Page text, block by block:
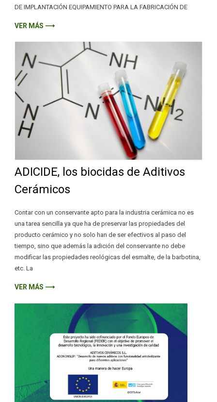
DE IMPLANTACIÓN EQUIPAMIENTO PARA LA FABRICACIÓN DE
VER MÁS ⟶
ADICIDE, los biocidas de Aditivos
Cerámicos
Contar con un conservante apto para la industria cerámica no es
una tarea sencilla ya que ha de preservar las propiedades del
producto cerámico y no solo han de ser efectivos al paso del
tiempo, sino que además la adición del conservante no debe
modificar las propiedades reológicas del esmalte, de la barbotina,
etc. La
VER MÁS ⟶